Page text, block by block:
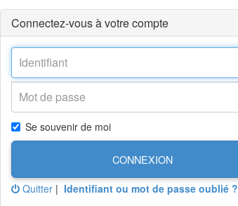
Connectez-vous à votre compte
Se souvenir de moi
CONNEXION
Quitter | Identifiant ou mot de passe oublié ?